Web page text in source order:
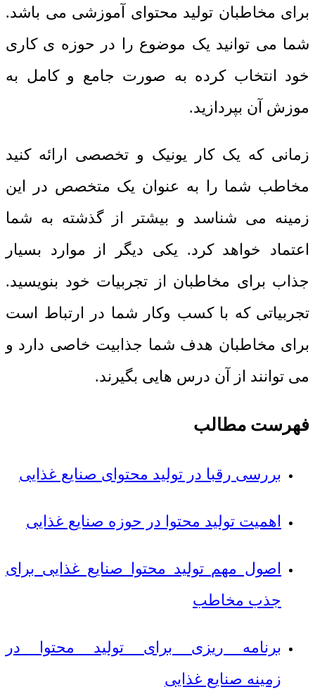
برای مخاطبان تولید محتوای آموزشی می باشد.
شما می توانید یک موضوع را در حوزه ی کاری
خود انتخاب کرده به صورت جامع و کامل به
موزش آن بپردازید.
زمانی که یک کار یونیک و تخصصی ارائه کنید
مخاطب شما را به عنوان یک متخصص در این
زمینه می شناسد و بیشتر از گذشته به شما
اعتماد خواهد کرد. یکی دیگر از موارد بسیار
جذاب برای مخاطبان از تجربیات خود بنویسید.
تجربیاتی که با کسب وکار شما در ارتباط است
برای مخاطبان هدف شما جذابیت خاصی دارد و
می توانند از آن درس هایی بگیرند.
فهرست مطالب
بررسی رقبا در تولید محتوای صنایع غذایی
اهمیت تولید محتوا در حوزه صنایع غذایی
اصول مهم تولید محتوا صنایع غذایی برای
جذب مخاطب
برنامه ریزی برای تولید محتوا در
زمینه صنایع غذایی